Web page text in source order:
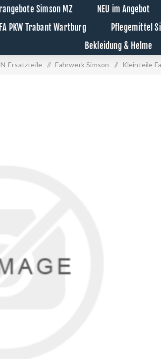
Simson MZ NEU im Angebot
IFA PKW Trabant Wartburg
Pflegemittel
Bekleidung & Helme
Ersatzteile / Fahrwerk Simson / Kleinteile